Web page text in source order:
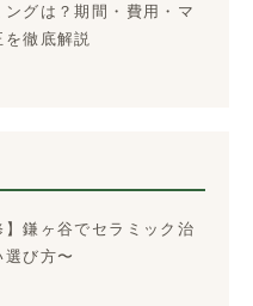
ングは？期間・費用・マ
徹底解説
】鎌ヶ谷でセラミック治
び方〜